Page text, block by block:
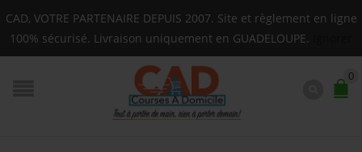
Livraison sur toute la Guadeloupe : Mardi, Jeudi,
0
CAD, VOTRE PARTENAIRE DEPUIS 2007. Site et règlement en ligne
100% sécurisé. Livraison uniquement en GUADELOUPE.